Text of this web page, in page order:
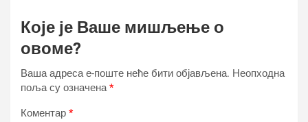
Које је Ваше мишљење о
овоме?
Ваша адреса е-поште неће бити објављена. Неопходна
поља су означена*
Коментар *